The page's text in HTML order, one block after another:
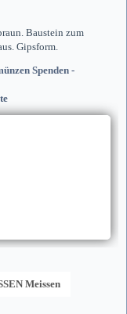
Baustein zum
Gipsform.
Spenden -
Meissen